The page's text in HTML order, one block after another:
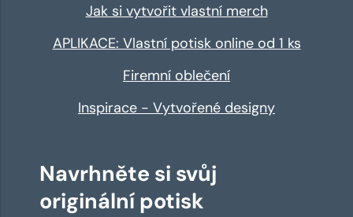
Jak si vytvořit vlastní merch
APLIKACE: Vlastní potisk online od 1 ks
Firemní oblečení
Inspirace - Vytvořené designy
Navrhněte si svůj
originální potisk